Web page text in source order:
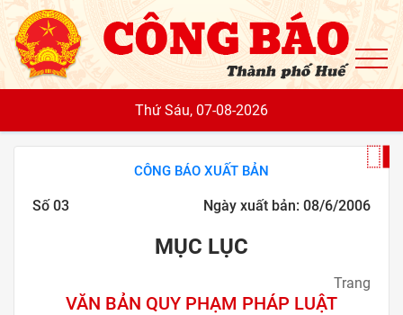
Thứ Sáu, 07-08-2026
CÔNG BÁO XUẤT BẢN
Số 03 Ngày xuất bản: 08/6/2006
MỤC LỤC
Trang
VĂN BẢN QUY PHẠM PHÁP LUẬT